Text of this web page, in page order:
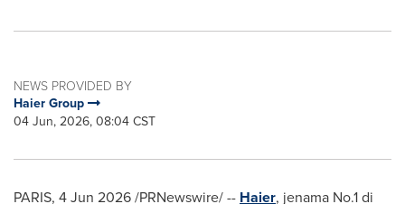
NEWS PROVIDED BY
Haier Group
04 Jun, 2026, 08:04 CST
PARIS, 4 Jun 2026/PRNewswire/ -- Haier, jenama No.1 di